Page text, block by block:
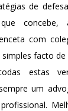
de
com
facto
estas
um